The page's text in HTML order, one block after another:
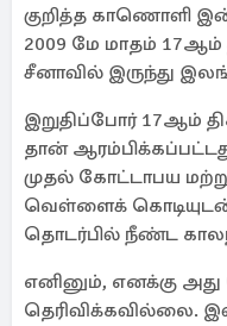
குறித்த காணொளி
2009 மே மாதம் 17ஆம்
சீனாவில் இருந்து
இறுதிப்போர் 17ஆம்
தான்
முதல் கோட்டாபய
வெள்ளைக்
தொடர்பில் நீண்ட
எனினும், எனக்கு அது
தெரிவிக்கவில்லை.